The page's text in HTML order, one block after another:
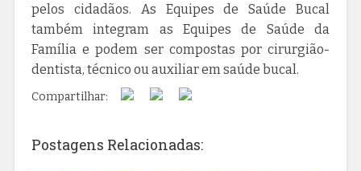
pelos cidadãos. As Equipes de Saúde Bucal
também integram as Equipes de Saúde da
Família e podem ser compostas por cirurgião-
dentista, técnico ou auxiliar em saúde bucal.
Compartilhar:
Postagens Relacionadas: